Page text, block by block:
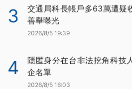
3
交通局科長帳戶多63萬遭疑
善舉曝光
2026/8/5 19:39
4
隱匿身分在台非法挖角科技
企名單
2026/8/5 16:03